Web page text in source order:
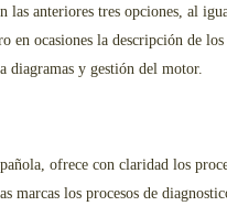
las anteriores tres opciones, al
en ocasiones la descripción de
diagramas y gestión del motor.
ofrece con claridad los
marcas los procesos de